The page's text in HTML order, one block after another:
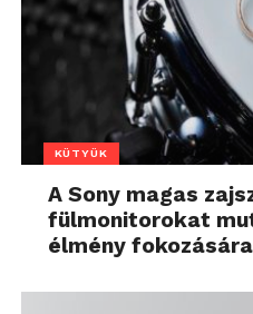
KÜTYÜK
A Sony magas
fülmonitorokat
élmény fokozására